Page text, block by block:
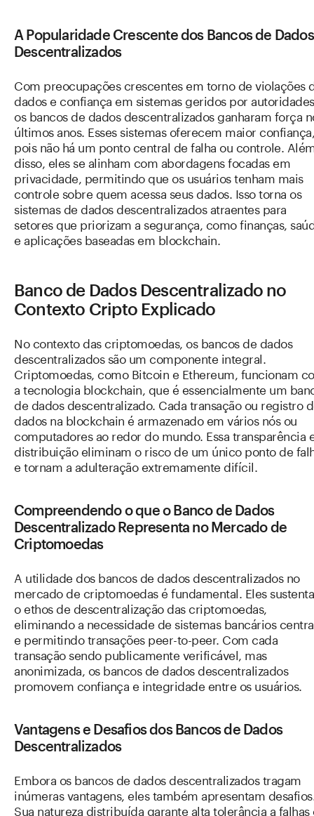
A Popularidade Crescente dos Bancos de Dados
Descentralizados
Com preocupações crescentes em torno de violações
dados e confiança em sistemas geridos por
os bancos de dados descentralizados ganharam força
últimos anos. Esses sistemas oferecem maior confiança,
pois não há um ponto central de falha ou controle.
disso, eles se alinham com abordagens focadas em
privacidade, permitindo que os usuários tenham mais
controle sobre quem acessa seus dados. Isso torna os
sistemas de dados descentralizados atraentes para
setores que priorizam a segurança, como finanças,
e aplicações baseadas em blockchain.
Banco de Dados Descentralizado no
Contexto Cripto Explicado
No contexto das criptomoedas, os bancos de dados
descentralizados são um componente integral.
Criptomoedas, como Bitcoin e Ethereum, funcionam
a tecnologia blockchain, que é essencialmente um
de dados descentralizado. Cada transação ou registro
dados na blockchain é armazenado em vários nós ou
computadores ao redor do mundo. Essa transparência
distribuição eliminam o risco de um único ponto de
e tornam a adulteração extremamente difícil.
Compreendendo o que o Banco de Dados
Descentralizado Representa no Mercado de
Criptomoedas
A utilidade dos bancos de dados descentralizados no
mercado de criptomoedas é fundamental. Eles
o ethos de descentralização das criptomoedas,
eliminando a necessidade de sistemas bancários
e permitindo transações peer-to-peer. Com cada
transação sendo publicamente verificável, mas
anonimizada, os bancos de dados descentralizados
promovem confiança e integridade entre os usuários.
Vantagens e Desafios dos Bancos de Dados
Descentralizados
Embora os bancos de dados descentralizados tragam
inúmeras vantagens, eles também apresentam
Sua natureza distribuída garante alta tolerância a falhas